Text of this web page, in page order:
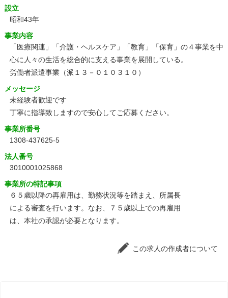
設立
昭和43年
事業内容
「医療関連」「介護・ヘルスケア」「教育」「保育」の４事業を中
心に人々の生活を総合的に支える事業を展開している。
労働者派遣事業（派１３－０１０３１０）
メッセージ
未経験者歓迎です
丁寧に指導致しますので安心してご応募ください。
事業所番号
1308-437625-5
法人番号
3010001025868
事業所の特記事項
６５歳以降の再雇用は、勤務状況等を踏まえ、所属長
による審査を行います。なお、７５歳以上での再雇用
は、本社の承認が必要となります。
この求人の作成者について